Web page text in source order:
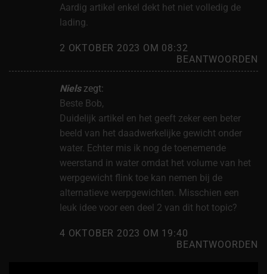
Aardig artikel enkel dekt het niet volledig de
lading.
2 OKTOBER 2023 OM 08:32
BEANTWOORDEN
Niels zegt:
Beste Bob,
Duidelijk artikel en het geeft zeker een beter
beeld van het daadwerkelijke gewicht onder
water. Echter mis ik nog de toenemende
weerstand in water omdat het volume van het
werpgewicht flink toe kan nemen bij de
alternatieve werpgewichten. Misschien een
leuk idee voor een deel 2 van dit hot topic?
4 OKTOBER 2023 OM 19:40
BEANTWOORDEN